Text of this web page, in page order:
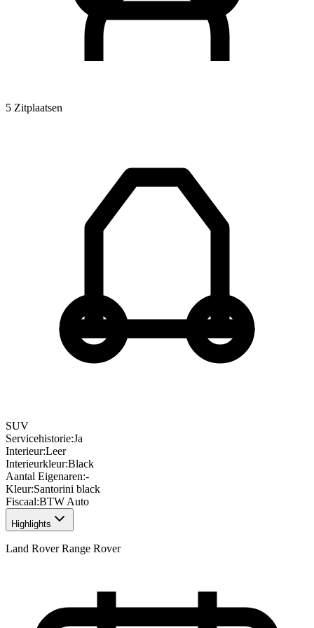
5 Zitplaatsen
SUV
Servicehistorie:Ja
Interieur:Leer
Interieurkleur:Black
Aantal Eigenaren:-
Kleur:Santorini black
Fiscaal:BTW Auto
Highlights
Land Rover Range Rover